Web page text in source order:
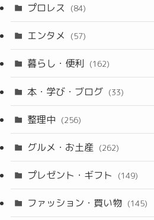
プロレス (84)
エンタメ (57)
暮らし・便利 (162)
本・学び・ブログ (33)
整理中 (256)
グルメ・お土産 (262)
プレゼント・ギフト (149)
ファッション・買い物 (145)